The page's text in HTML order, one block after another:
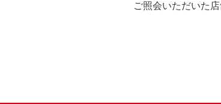
ご照会いただいた